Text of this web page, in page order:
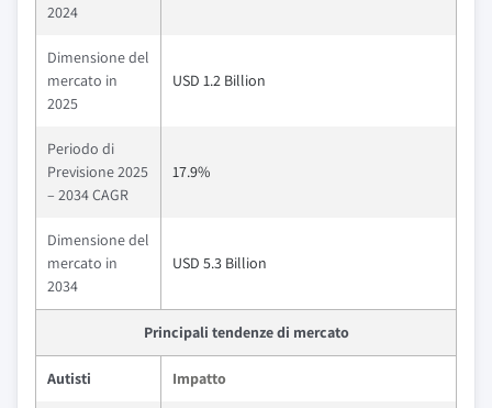
2024
Dimensione del
mercato in
2025
USD 1.2 Billion
Periodo di
Previsione 2025
– 2034 CAGR
17.9%
Dimensione del
mercato in
2034
USD 5.3 Billion
Principali tendenze di mercato
Autisti Impatto